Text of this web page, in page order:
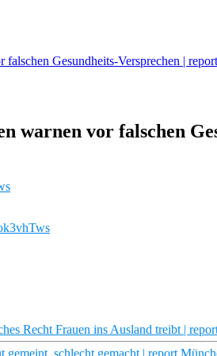
Gesundheits-Versprechen |
warnen vor falschen
Recht Frauen ins Ausland treibt |